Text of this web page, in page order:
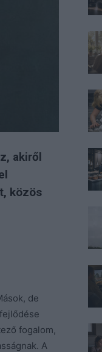
akiről
közös
de
fogalom,
A